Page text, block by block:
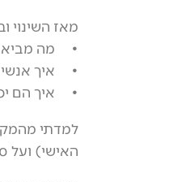
מאז השינוי
• מה מביא
• איך
• איך הם
למדתי
האישי) ועל